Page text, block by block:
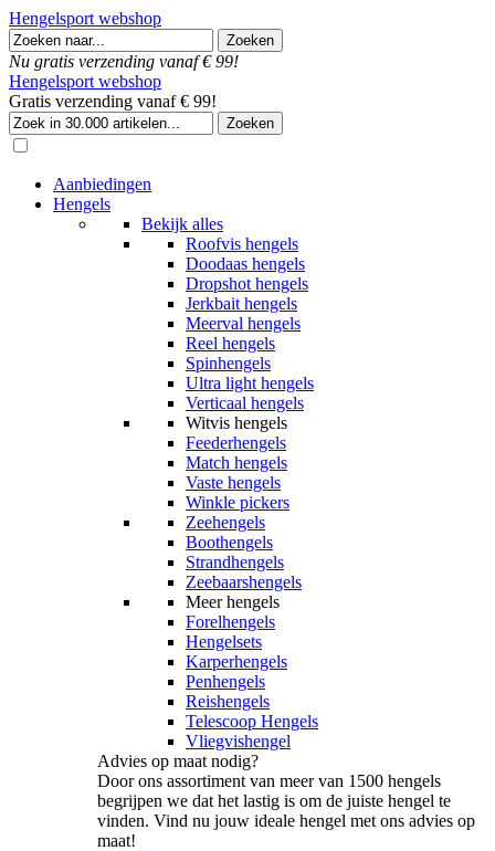
Hengelsport webshop
Nu gratis verzending vanaf € 99!
Hengelsport webshop
Gratis verzending vanaf € 99!
Aanbiedingen
Hengels
Bekijk alles
Roofvis hengels
Doodaas hengels
Dropshot hengels
Jerkbait hengels
Meerval hengels
Reel hengels
Spinhengels
Ultra light hengels
Verticaal hengels
Witvis hengels
Feederhengels
Match hengels
Vaste hengels
Winkle pickers
Zeehengels
Boothengels
Strandhengels
Zeebaarshengels
Meer hengels
Forelhengels
Hengelsets
Karperhengels
Penhengels
Reishengels
Telescoop Hengels
Vliegvishengel
Advies op maat nodig?
Door ons assortiment van meer van 1500 hengels
begrijpen we dat het lastig is om de juiste hengel te
vinden. Vind nu jouw ideale hengel met ons advies op
maat!